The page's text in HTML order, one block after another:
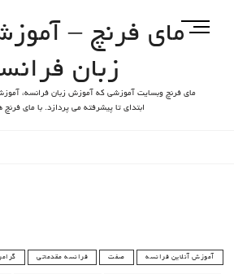
مای فرنچ –
زبان
مای فرنچ وبسایت آموزشی که آموزش زبان فرانسه،
ابتدای تا پیشرفته می پردازد. با مای فرنچ
M
آموزش آنلاین فرانسه صفت فرانسه مقدماتی